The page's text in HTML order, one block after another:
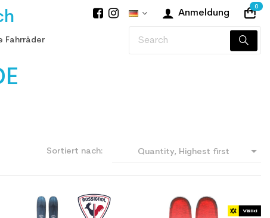
Anmeldung
0
Fahrräder
Sortiert nach: Quantity, Highest first 